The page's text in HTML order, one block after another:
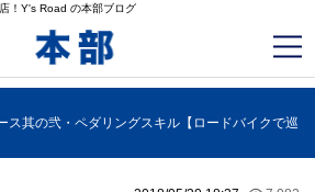
！Y's Road の本部ブログ
ス其の弐・ペダリングスキル【ロードバイクで巡